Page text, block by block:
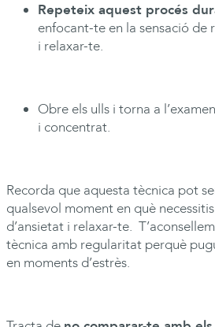
Repeteix aquest procés
enfocant-te en la sensació
i relaxar-te.
Obre els ulls i torna a
i concentrat.
Recorda que aquesta tècnica pot
qualsevol moment en què
d’ansietat i relaxar-te.
tècnica amb regularitat perquè
en moments d’estrès.